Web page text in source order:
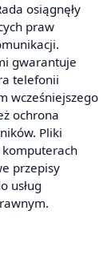
osiągnęły
praw
gwarantuje
telefonii
wcześniejszego
ochrona
Pliki
komputerach
przepisy
usług